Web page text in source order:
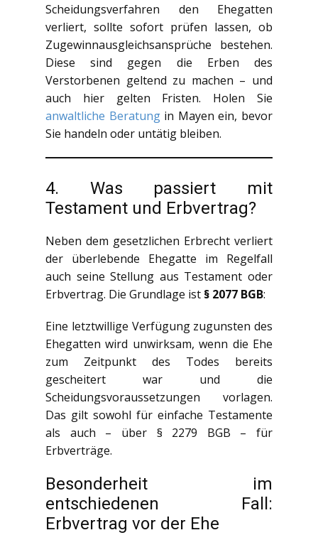
Scheidungsverfahren den Ehegatten
verliert, sollte sofort prüfen lassen, ob
Zugewinnausgleichsansprüche bestehen.
Diese sind gegen die Erben des
Verstorbenen geltend zu machen – und
auch hier gelten Fristen. Holen Sie
anwaltliche Beratungin Mayen ein, bevor
Sie handeln oder untätig bleiben.
4. Was passiert mit
Testament und Erbvertrag?
Neben dem gesetzlichen Erbrecht verliert
der überlebende Ehegatte im Regelfall
auch seine Stellung aus Testament oder
Erbvertrag. Die Grundlage ist § 2077 BGB:
Eine letztwillige Verfügung zugunsten des
Ehegatten wird unwirksam, wenn die Ehe
zum Zeitpunkt des Todes bereits
gescheitert war und die
Scheidungsvoraussetzungen vorlagen.
Das gilt sowohl für einfache Testamente
als auch – über § 2279 BGB – für
Erbverträge.
Besonderheit im
entschiedenen Fall:
Erbvertrag vor der Ehe